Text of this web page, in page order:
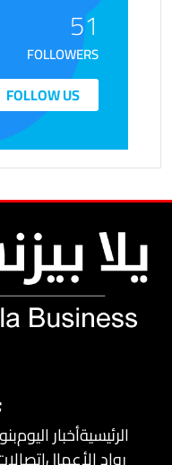
51
FOLLOWERS
FOLLOW US
الرئيسيةأخبار اليوم
رواد الأعمال